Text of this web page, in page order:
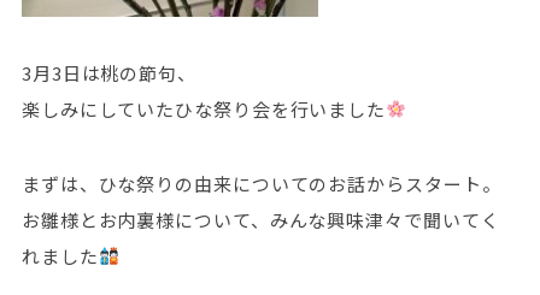
3月3日は桃の節句、
楽しみにしていたひな祭り会を行いました
まずは、ひな祭りの由来についてのお話からスタート。
お雛様とお内裏様について、みんな興味津々で聞いてく
れました